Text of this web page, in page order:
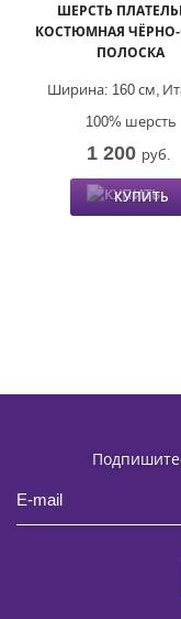
ШЕРСТЬ
КОСТЮМНАЯ
ПОЛОСКА
Ширина: 160 см,
100% шерсть
1 200 руб.
КУПИТЬ